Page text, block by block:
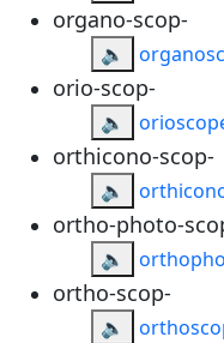
organo-scop-
🔈
orio-scop-
🔈
orthicono-scop-
🔈
ortho-photo-
🔈
ortho-scop-
🔈